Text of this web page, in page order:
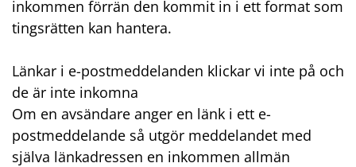
inkommen förrän den kommit in i ett format som
tingsrätten kan hantera.
Länkar i e-postmeddelanden klickar vi inte på och
de är inte inkomna
Om en avsändare anger en länk i ett e-
postmeddelande så utgör meddelandet med
själva länkadressen en inkommen allmän